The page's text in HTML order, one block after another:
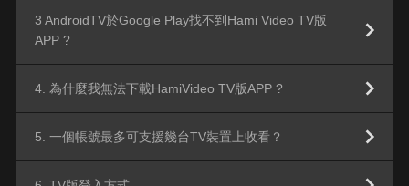
3 AndroidTV於Google Play找不到Hami Video TV版
APP ?
4. 為什麼我無法下載HamiVideo TV版APP ?
5. 一個帳號最多可支援幾台TV裝置上收看？